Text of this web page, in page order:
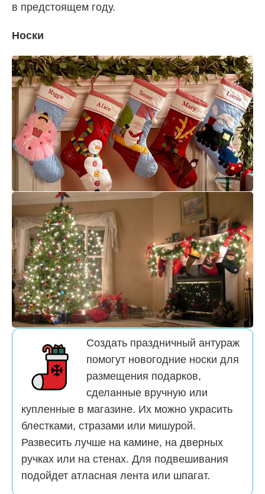
в предстоящем году.
Носки
Создать праздничный антураж
помогут новогодние носки для
размещения подарков,
сделанные вручную или
купленные в магазине. Их можно украсить
блестками, стразами или мишурой.
Развесить лучше на камине, на дверных
ручках или на стенах. Для подвешивания
подойдет атласная лента или шпагат.